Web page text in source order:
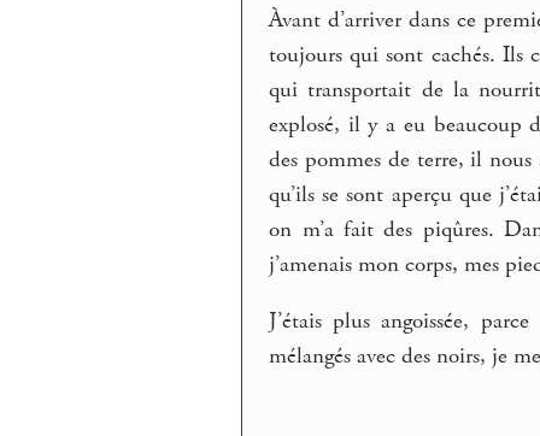
Àvant d’arriver dans ce
toujours qui sont cachés. Ils
qui transportait de la
explosé, il y a eu beaucoup
des pommes de terre, il
qu’ils se sont aperçu que
on m’a fait des piqûres.
j’amenais mon corps, mes
J’étais plus angoissée,
mélangés avec des noirs, je